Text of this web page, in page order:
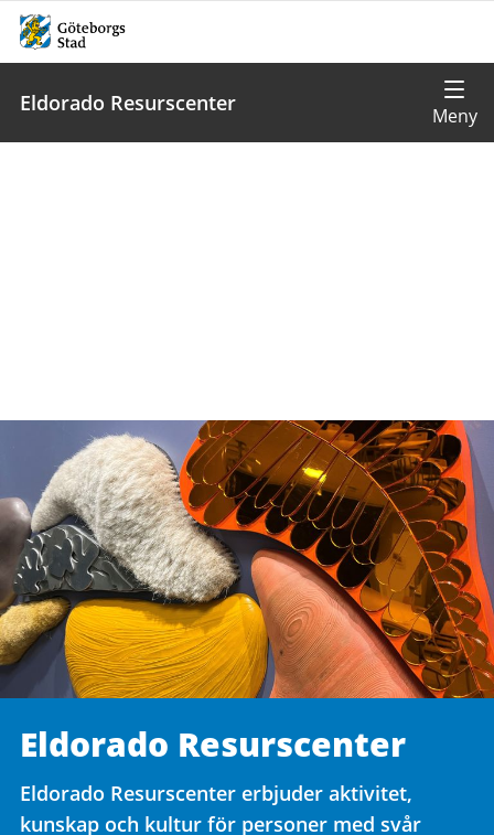
Eldorado Resurscenter
Eldorado Resurscenter
Eldorado Resurscenter erbjuder aktivitet,
kunskap och kultur för personer med svår